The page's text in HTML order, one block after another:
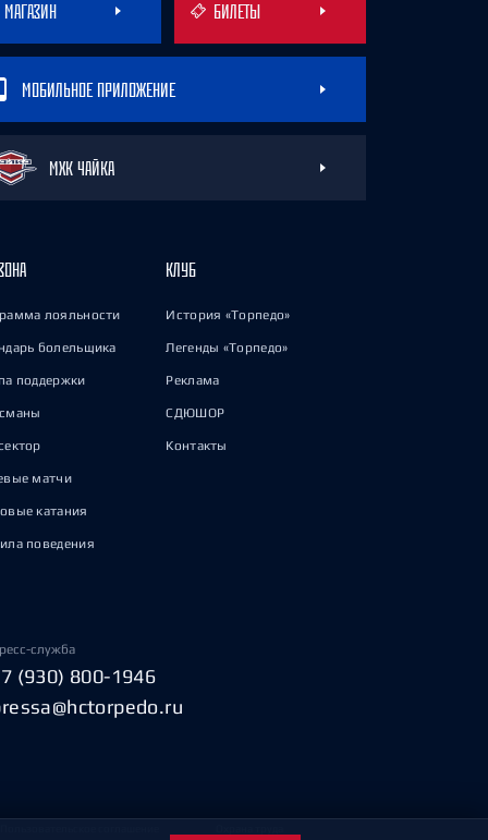
МАГАЗИН БИЛЕТЫ
МОБИЛЬНОЕ ПРИЛОЖЕНИЕ
МХК ЧАЙКА
лояльности
болельщика
поддержки
матчи
катания
поведения
КЛУБ
История «Торпедо»
Легенды «Торпедо»
Реклама
СДЮШОР
Контакты
служба
(930) 800-1946